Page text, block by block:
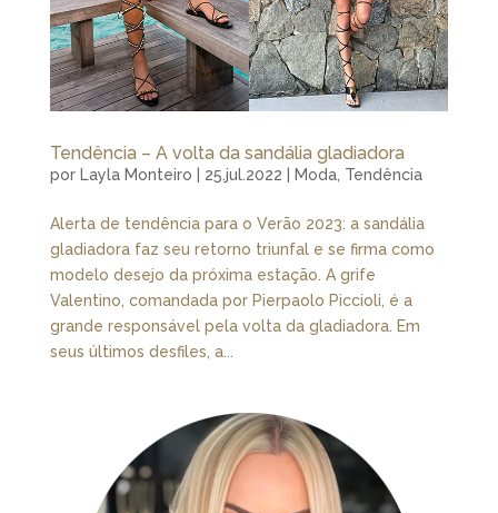
Tendência – A volta da sandália gladiadora
por Layla Monteiro 25.jul.2022 Moda, Tendência
Alerta de tendência para o Verão 2023: a sandália
gladiadora faz seu retorno triunfal e se firma como
modelo desejo da próxima estação. A grife
Valentino, comandada por Pierpaolo Piccioli, é a
grande responsável pela volta da gladiadora. Em
seus últimos desfiles, a...